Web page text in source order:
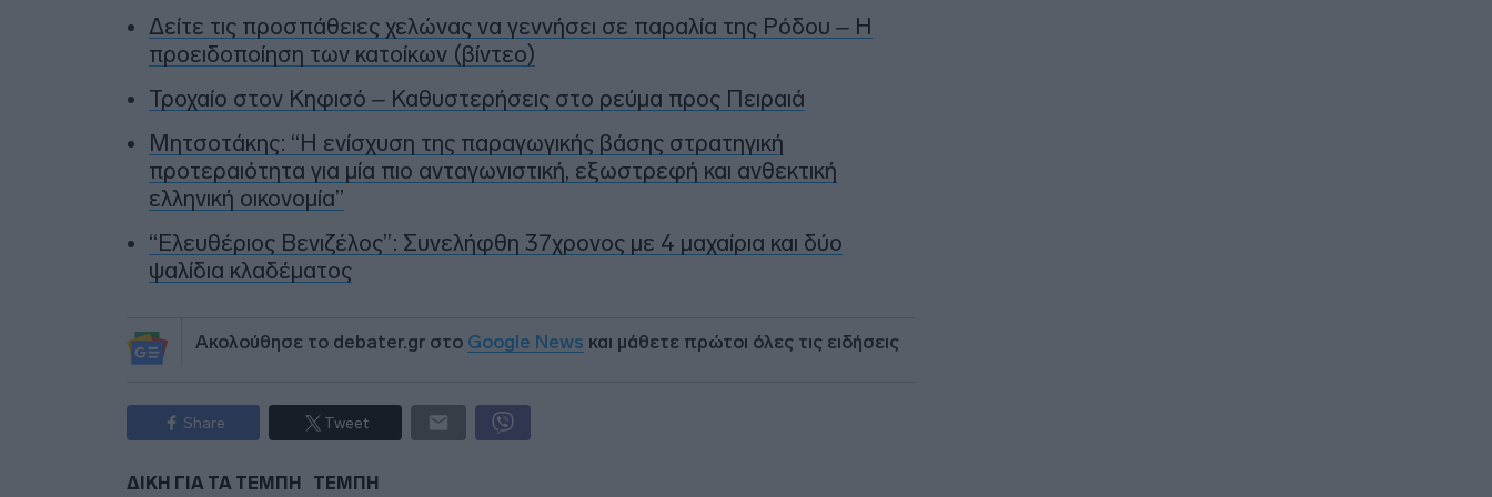
Δείτε τις προσπάθειες χελώνας να γεννήσει σε παραλία της Ρόδου – Η
προειδοποίηση των κατοίκων (βίντεο)
Τροχαίο στον Κηφισό – Καθυστερήσεις στο ρεύμα προς Πειραιά
Μητσοτάκης: “Η ενίσχυση της παραγωγικής βάσης στρατηγική
προτεραιότητα για μία πιο ανταγωνιστική, εξωστρεφή και ανθεκτική
ελληνική οικονομία”
“Ελευθέριος Βενιζέλος”: Συνελήφθη 37χρονος με 4 μαχαίρια και δύο
ψαλίδια κλαδέματος
Ακολούθησε το debater.gr στο Google News και μάθετε πρώτοι όλες τις ειδήσεις
Share Tweet
ΔΙΚΗ ΓΙΑ ΤΑ ΤΕΜΠΗ ΤΕΜΠΗ